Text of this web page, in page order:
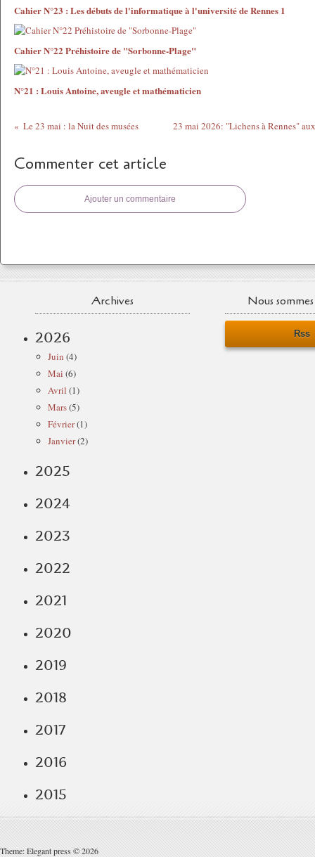
Cahier N°23 : Les débuts de l'informatique à l'université de Rennes 1
Cahier N°22 Préhistoire de "Sorbonne-Plage"
N°21 : Louis Antoine, aveugle et mathématicien
Le 23 mai : la Nuit des musées 23 mai 2026: "Lichens à Rennes"
Commenter cet article
Ajouter un commentaire
Archives
2026
Juin (4)
Mai (6)
Avril (1)
Mars(5)
Février(1)
Janvier(2)
2025
2024
2023
2022
2021
2020
2019
2018
2017
2016
2015
Nous
Rss
Theme: Elegant press © 2026